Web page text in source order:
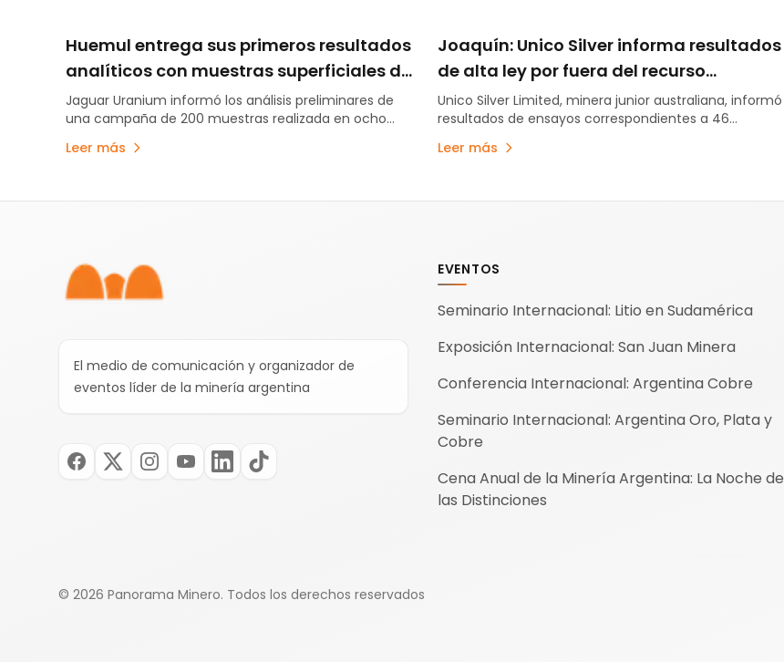
Huemul entrega sus primeros resultados
analíticos con muestras superficiales de
uranio, cobre y vanadio
Jaguar Uranium informó los análisis preliminares de
una campaña de 200 muestras realizada en ocho
sectores del proyecto ubicado en Malargüe.
Leer más
Joaquín: Unico Silver informa resultados
de alta ley por fuera del recurso
identificado
Unico Silver Limited, minera junior australiana, informó
resultados de ensayos correspondientes a 46
perforaciones por un total de 6.631 metros en el
proyecto Joaquin, localizado en el Macizo del Deseado
Leer más
El medio de comunicación y organizador de
eventos líder de la minería argentina
EVENTOS
Seminario Internacional: Litio en Sudamérica
Exposición Internacional: San Juan Minera
Conferencia Internacional: Argentina Cobre
Seminario Internacional: Argentina Oro, Plata y
Cobre
Cena Anual de la Minería Argentina: La Noche de
las Distinciones
© 2026 Panorama Minero. Todos los derechos reservados